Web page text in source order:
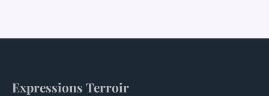
Expressions Terroir